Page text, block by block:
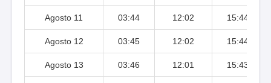
Agosto 11 03:44 12:02 15:44
Agosto 12 03:45 12:02 15:44
Agosto 13 03:46 12:01 15:43